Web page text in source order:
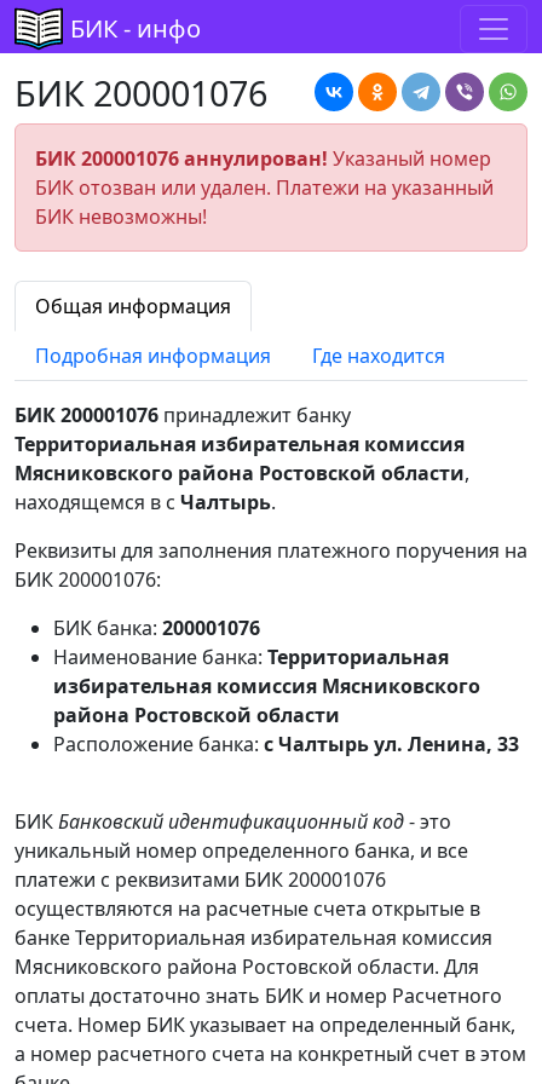
БИК - инфо
БИК 200001076
БИК 200001076 аннулирован! Указаный номер
БИК отозван или удален. Платежи на указанный
БИК невозможны!
Общая информация
Подробная информация
Где находится
БИК 200001076 принадлежит банку
Территориальная избирательная комиссия
Мясниковского района Ростовской области,
находящемся в с Чалтырь.
Реквизиты для заполнения платежного поручения на
БИК 200001076:
БИК банка: 200001076
Наименование банка: Территориальная
избирательная комиссия Мясниковского
района Ростовской области
Расположение банка: с Чалтырь ул. Ленина, 33
БИКБанковский идентификационный код- это
уникальный номер определенного банка, и все
платежи с реквизитами БИК 200001076
осуществляются на расчетные счета открытые в
банке Территориальная избирательная комиссия
Мясниковского района Ростовской области. Для
оплаты достаточно знать БИК и номер Расчетного
счета. Номер БИК указывает на определенный банк,
а номер расчетного счета на конкретный счет в этом